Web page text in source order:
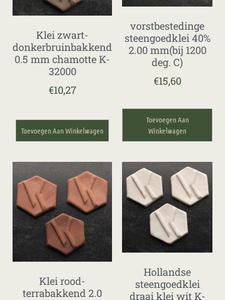
Klei zwart-
donkerbruinbakkend
0.5 mm chamotte K-
32000
€10,27
Toevoegen Aan Winkelwagen
vorstbestedinge
steengoedklei 40%
2.00 mm(bij 1200
deg. C)
€15,60
Toevoegen Aan
Winkelwagen
Klei rood-
terrabakkend 2.0
Hollandse
steengoedklei
draai klei wit K-